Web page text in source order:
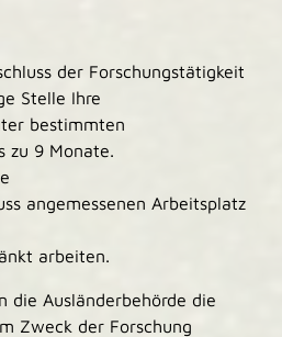
der Forschungstätigkeit
Stelle Ihre
bestimmten
zu 9 Monate.
angemessenen Arbeitsplatz
arbeiten.
die Ausländerbehörde die
Zweck der Forschung